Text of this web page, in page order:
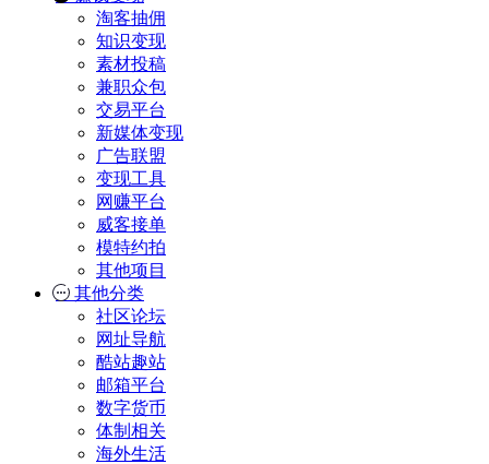
淘客抽佣
知识变现
素材投稿
兼职众包
交易平台
新媒体变现
广告联盟
变现工具
网赚平台
威客接单
模特约拍
其他项目
其他分类
社区论坛
网址导航
酷站趣站
邮箱平台
数字货币
体制相关
海外生活